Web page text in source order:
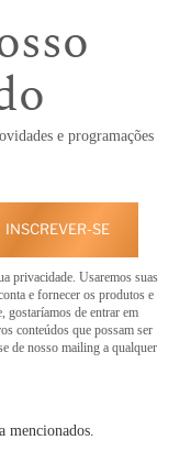
e programações
INSCREVER-SE
privacidade. Usaremos suas
e fornecer os produtos e
gostaríamos de entrar em
conteúdos que possam ser
de nosso mailing a qualquer
mencionados.